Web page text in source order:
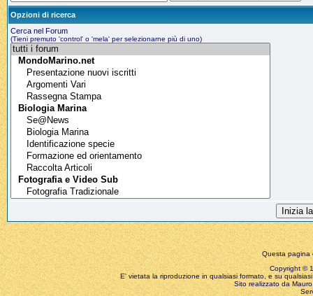
Opzioni di ricerca
Cerca nel Forum
(Tieni premuto 'control' o 'mela' per selezionarne più di uno)
Questa pagina
Copyright ©
E' vietata la riproduzione in qualsiasi formato, e su
Sito realizzato da